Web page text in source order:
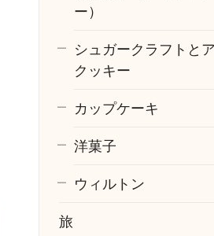
ー）
シュガークラフトと
クッキー
カップケーキ
洋菓子
ウィルトン
旅